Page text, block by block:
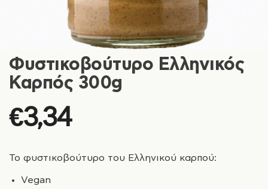
Φυστικοβούτυρο Ελληνικός
Καρπός 300g
€3,34
Το φυστικοβούτυρο του Ελληνικού καρπού:
Vegan